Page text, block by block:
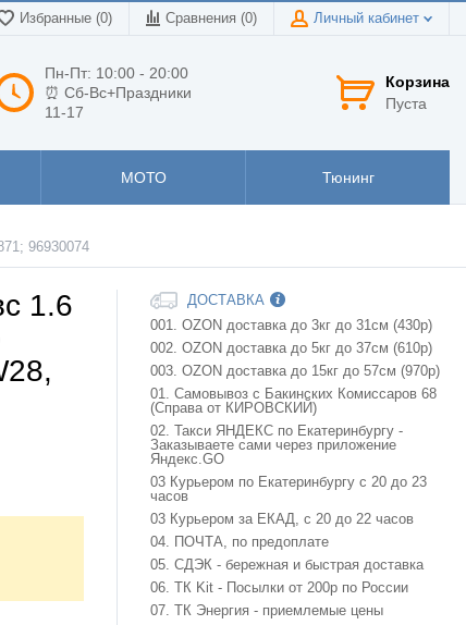
Избранные (0) Сравнения (0) Личный кабинет
Пн-Пт: 10:00 - 20:00
⏰ Сб-Вс+Праздники
11-17
Корзина
Пуста
МОТО Тюнинг
96930074
1.6
ДОСТАВКА
001. OZON доставка до 3кг до 31см (430р)
002. OZON доставка до 5кг до 37см (610р)
003. OZON доставка до 15кг до 57см (970р)
01. Самовывоз с Бакинских Комиссаров 68
(Справа от КИРОВСКИЙ)
02. Такси ЯНДЕКС по Екатеринбургу -
Заказываете сами через приложение
Яндекс.GO
03 Курьером по Екатеринбургу с 20 до 23
часов
03 Курьером за ЕКАД, с 20 до 22 часов
04. ПОЧТА, по предоплате
05. СДЭК - бережная и быстрая доставка
06. ТК Kit - Посылки от 200р по России
07. ТК Энергия - приемлемые цены